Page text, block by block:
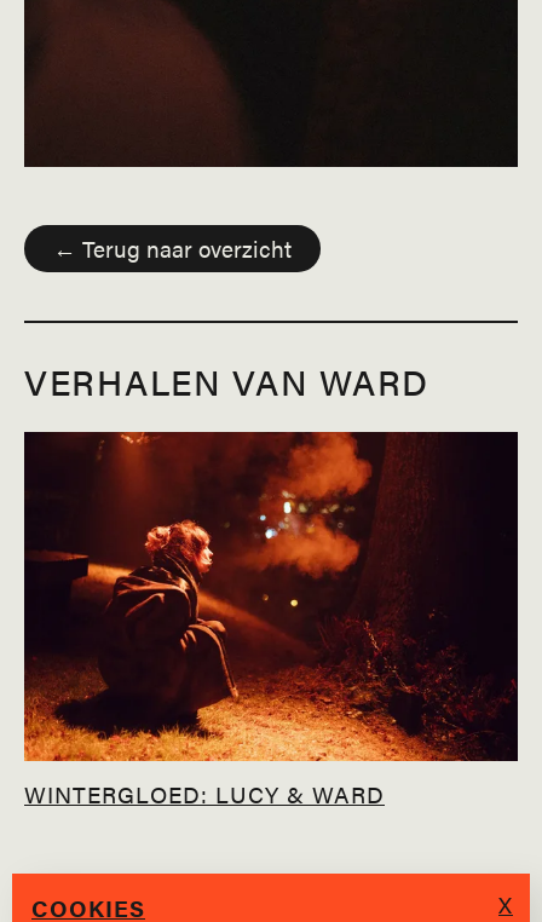
← Terug naar overzicht
VERHALEN VAN WARD
WINTERGLOED: LUCY & WARD
COOKIES X